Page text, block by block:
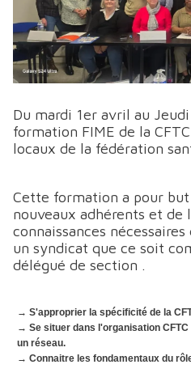
Du mardi 1er avril au
formation FIME de la
locaux de la fédération
Cette formation a pour
nouveaux adhérents et de
connaissances
un syndicat que ce soit
délégué de section .
→ S'approprier la spécificité de la
→ Se situer dans l'organisation CFTC
un réseau.
→ Connaitre les fondamentaux du